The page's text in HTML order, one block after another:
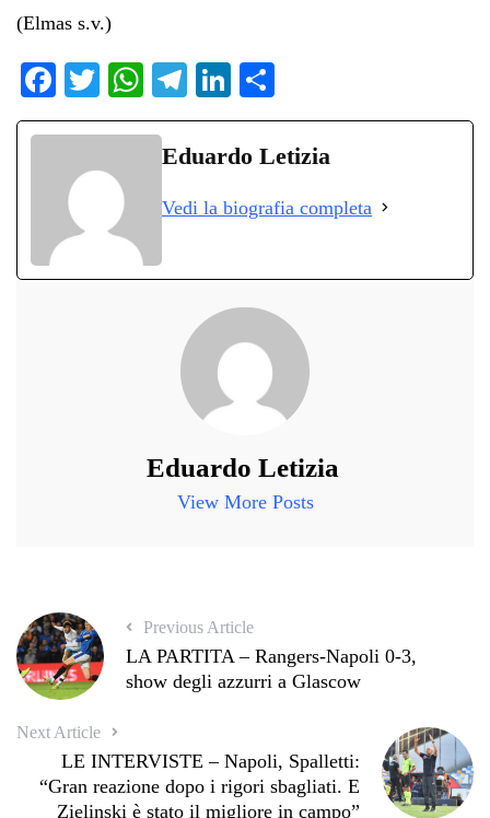
(Elmas s.v.)
Fa
ce
ok
T
wi
r
W
ha
ts
pp
Te
le
gr
m
Li
nk
ed
on
di
di
Eduardo Letizia
Vedi la biografia completa
Eduardo Letizia
View More Posts
Previous Article
LA PARTITA – Rangers-Napoli 0-3,
show degli azzurri a Glascow
Next Article
LE INTERVISTE – Napoli, Spalletti:
“Gran reazione dopo i rigori sbagliati. E
Zielinski è stato il migliore in campo”